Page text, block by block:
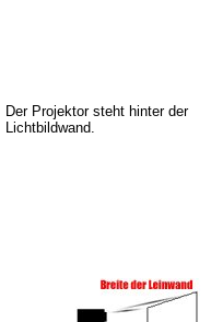
Der Projektor steht hinter der
Lichtbildwand.